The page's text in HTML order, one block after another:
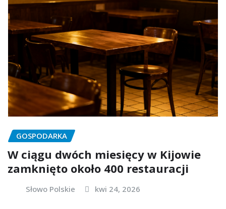
GOSPODARKA
W ciągu dwóch miesięcy w Kijowie
zamknięto około 400 restauracji
Słowo Polskie kwi 24, 2026